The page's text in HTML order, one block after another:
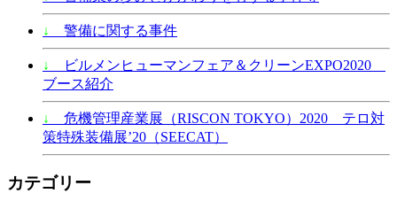
↓ 警備に関する事件
↓
ビルメンヒューマンフェア＆クリーンEXPO2020
ブース紹介
↓
危機管理産業展（RISCON TOKYO）2020 テロ対
策特殊装備展’20（SEECAT）
カテゴリー